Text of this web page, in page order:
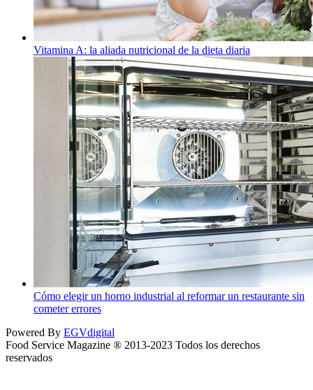
Vitamina A: la aliada nutricional de la dieta diaria
Cómo elegir un horno industrial al reformar un restaurante sin
cometer errores
Powered By EGVdigital
Food Service Magazine ® 2013-2023 Todos los derechos
reservados